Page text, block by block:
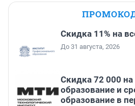
Скидка 11% на
До 31 августа, 2026
Скидка 72 000
образование и
образование в